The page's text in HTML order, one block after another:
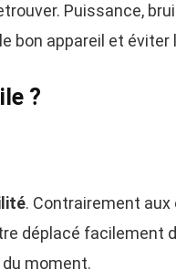
Puissance,
bon appareil et éviter
?
. Contrairement
déplacé facilement
du moment.